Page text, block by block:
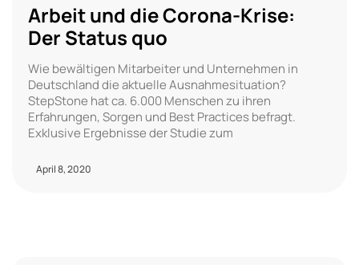
Arbeit und die Corona-Krise:
Der Status quo
Wie bewältigen Mitarbeiter und Unternehmen in
Deutschland die aktuelle Ausnahmesituation?
StepStone hat ca. 6.000 Menschen zu ihren
Erfahrungen, Sorgen und Best Practices befragt.
Exklusive Ergebnisse der Studie zum
April 8, 2020